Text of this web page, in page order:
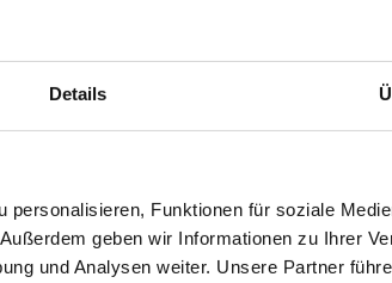
Details
Funktionen für soziale
geben wir Informationen zu Ihrer
und Analysen weiter. Unsere Partner